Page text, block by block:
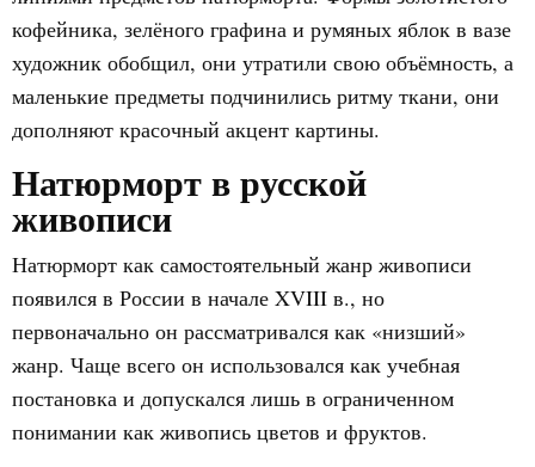
кофейника, зелёного графина и румяных яблок в вазе
художник обобщил, они утратили свою объёмность, а
маленькие предметы подчинились ритму ткани, они
дополняют красочный акцент картины.
Натюрморт в русской
живописи
Натюрморт как самостоятельный жанр живописи
появился в России в начале XVIII в., но
первоначально он рассматривался как «низший»
жанр. Чаще всего он использовался как учебная
постановка и допускался лишь в ограниченном
понимании как живопись цветов и фруктов.